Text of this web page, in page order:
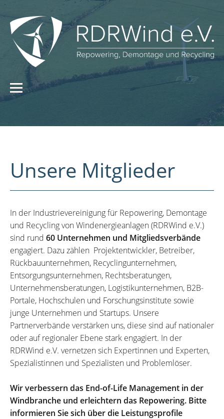
Unsere Mitglieder
In der Industrievereinigung für Repowering, Demontage
und Recycling von Windenergieanlagen (RDRWind e.V.)
sind rund 60 Unternehmen und Mitgliedsverbände
engagiert. Dazu zählen Projektentwickler, Betreiber,
Rückbauunternehmen, Recyclingunternehmen,
Entsorgungsunternehmen, Rechtsberatungen,
Unternehmensberatungen, Logistikunternehmen, B2B-
Portale, Hochschulen und Forschungsinstitute sowie
junge Unternehmen und Startups. Unsere
Partnerverbände verstärken uns, diese sind auf nationaler
oder auf regionaler Ebene stark engagiert. In der
RDRWind e.V. vernetzen sich Expertinnen und Experten,
Spezialistinnen und Spezialisten und Problemlöser.
Wir verbessern das End-of-Life Management in der
Windbranche und erleichtern das Repowering. Bitte
informieren Sie sich über die Leistungsprofile